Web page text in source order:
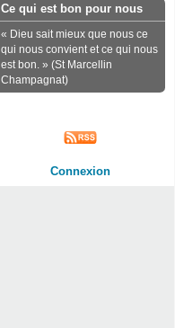
Ce qui est bon pour nous
« Dieu sait mieux que nous ce
qui nous convient et ce qui nous
est bon. » (St Marcellin
Champagnat)
Connexion